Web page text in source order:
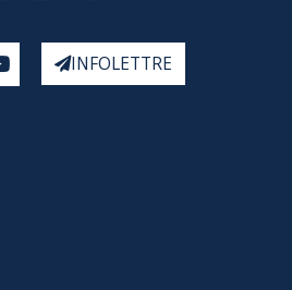
INFOLETTRE